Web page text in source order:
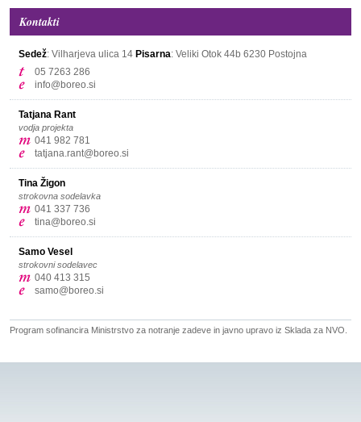
Kontakti
Sedež: Vilharjeva ulica 14 Pisarna: Veliki Otok 44b 6230 Postojna
05 7263 286
info@boreo.si
Tatjana Rant
vodja projekta
041 982 781
tatjana.rant@boreo.si
Tina Žigon
strokovna sodelavka
041 337 736
tina@boreo.si
Samo Vesel
strokovni sodelavec
040 413 315
samo@boreo.si
Program sofinancira Ministrstvo za notranje zadeve in javno upravo iz Sklada za NVO.